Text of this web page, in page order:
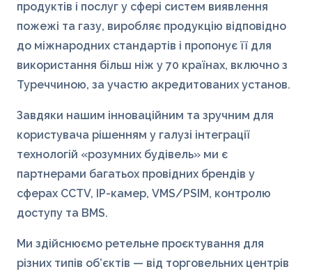
продуктів і послуг у сфері систем виявлення
пожежі та газу, виробляє продукцію відповідно
до міжнародних стандартів і пропонує її для
використання більш ніж у 70 країнах, включно з
Туреччиною, за участю акредитованих установ.
Завдяки нашим інноваційним та зручним для
користувача рішенням у галузі інтеграції
технологій «розумних будівель» ми є
партнерами багатьох провідних брендів у
сферах CCTV, IP-камер, VMS/PSIM, контролю
доступу та BMS.
Ми здійснюємо ретельне проєктування для
різних типів об’єктів — від торговельних центрів